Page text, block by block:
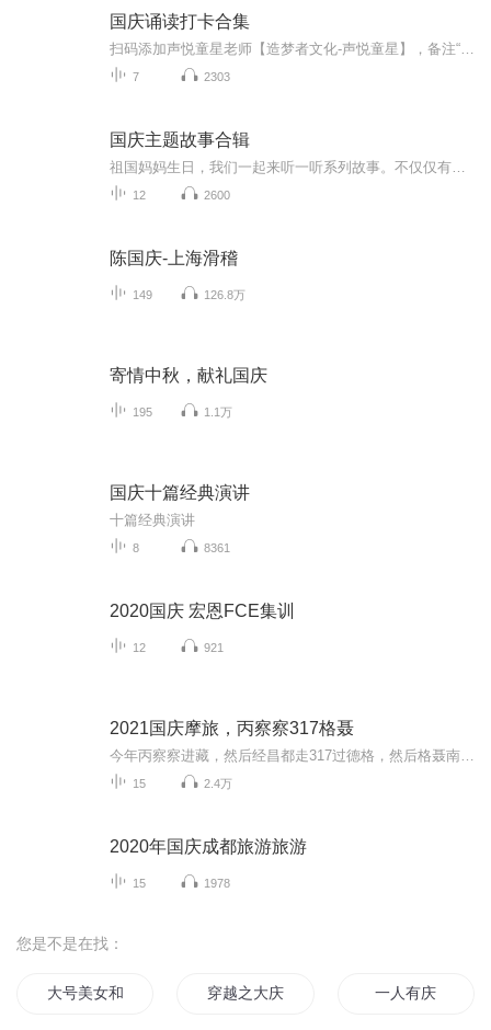
国庆诵读打卡合集
7 2303
国庆主题故事合辑
12 2600
陈国庆-上海滑稽
149 126.8万
寄情中秋，献礼国庆
195 1.1万
国庆十篇经典演讲
十篇经典演讲
8 8361
2020国庆 宏恩FCE集训
12 921
2021国庆摩旅，丙察察317格聂
15 2.4万
2020年国庆成都旅游旅游
15 1978
您是不是在找：
大号美女和小号狗狗 穿越之大庆帝国 一人有庆